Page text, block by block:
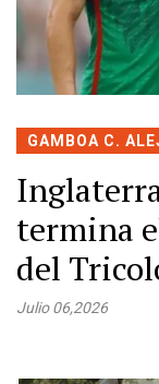
GAMBOA C.
termina
del
Julio 06,2026